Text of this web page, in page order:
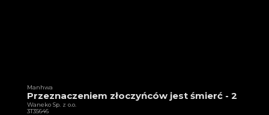
Manhwa
Przeznaczeniem złoczyńców jest śmierć - 2
Waneko Sp. z o.o.
3T35646